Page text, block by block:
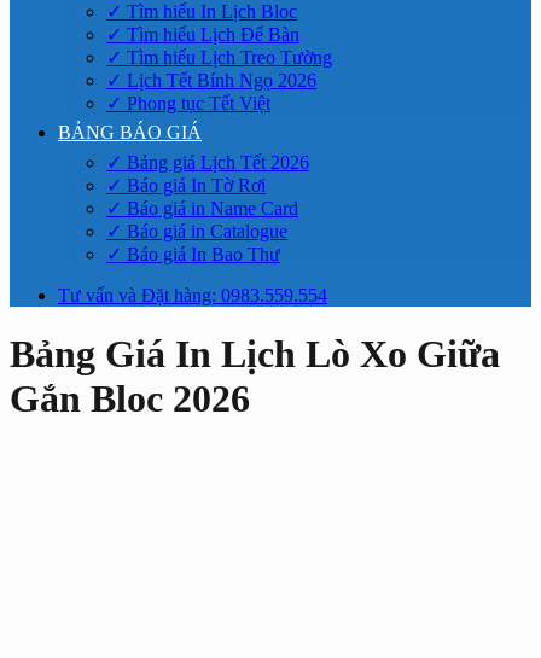
✓ Tìm hiểu In Lịch Bloc
✓ Tìm hiểu Lịch Để Bàn
✓ Tìm hiểu Lịch Treo Tường
✓ Lịch Tết Bính Ngọ 2026
✓ Phong tục Tết Việt
BẢNG BÁO GIÁ
✓ Bảng giá Lịch Tết 2026
✓ Báo giá In Tờ Rơi
✓ Báo giá in Name Card
✓ Báo giá in Catalogue
✓ Báo giá In Bao Thư
Tư vấn và Đặt hàng: 0983.559.554
Bảng Giá In Lịch Lò Xo Giữa
Gắn Bloc 2026